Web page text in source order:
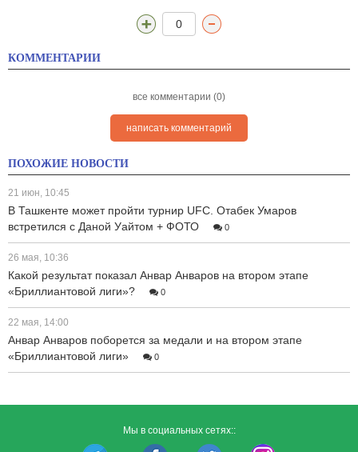
0
КОММЕНТАРИИ
все комментарии (0)
написать комментарий
ПОХОЖИЕ НОВОСТИ
21 июн, 10:45
В Ташкенте может пройти турнир UFC. Отабек Умаров
встретился с Даной Уайтом + ФОТО
0
26 мая, 10:36
Какой результат показал Анвар Анваров на втором этапе
«Бриллиантовой лиги»?
0
22 мая, 14:00
Анвар Анваров поборется за медали и на втором этапе
«Бриллиантовой лиги»
0
Мы в социальных сетях::